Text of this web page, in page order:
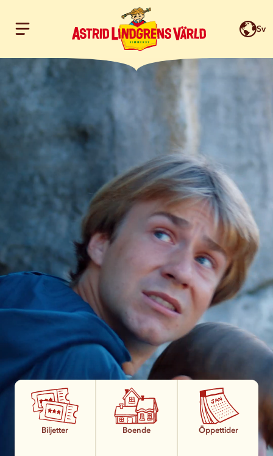
Hoppa till innehållet Sv
Biljetter Boende Öppettider